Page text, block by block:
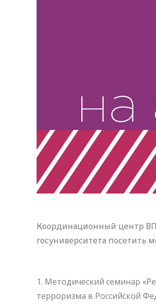
Координационный центр
госуниверситета посетить
Методический семинар
терроризма в Российской